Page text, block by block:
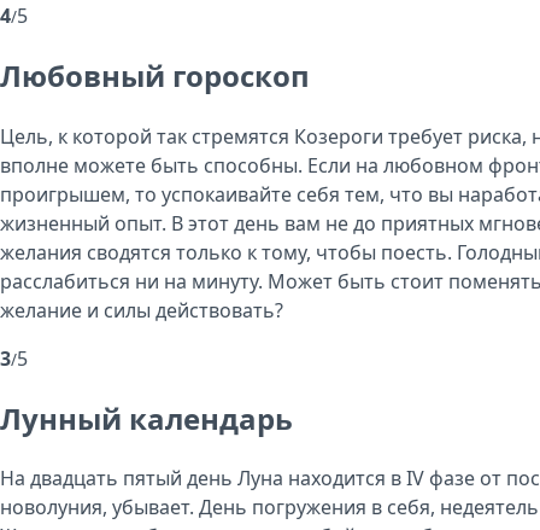
4/5
Любовный гороскоп
Цель, к которой так стремятся Козероги требует
вполне можете быть способны. Если на любовном
проигрышем, то успокаивайте себя тем, что вы
жизненный опыт. В этот день вам не до приятных
желания сводятся только к тому, чтобы поесть.
расслабиться ни на минуту. Может быть стоит
желание и силы действовать?
3/5
Лунный календарь
На двадцать пятый день Луна находится в IV фазе от
новолуния, убывает. День погружения в себя,